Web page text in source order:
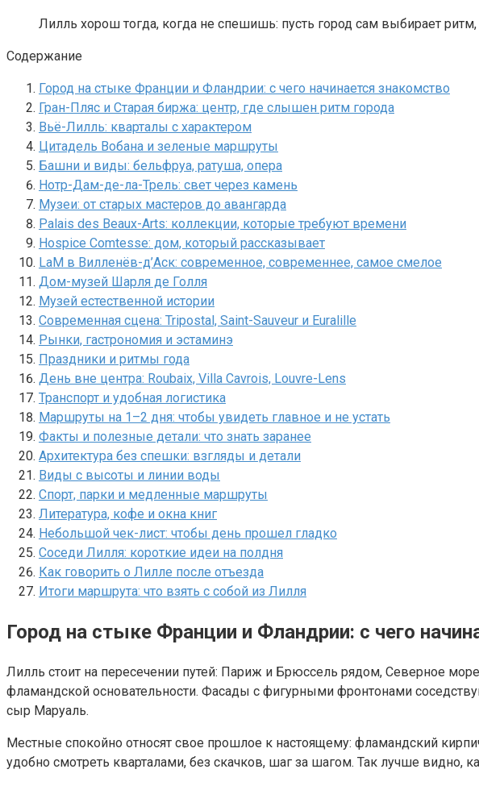
Лилль хорош тогда, когда не спешишь: пусть город сам выбирает
Содержание
Город на стыке Франции и Фландрии: с чего начинается знакомство
Гран-Пляс и Старая биржа: центр, где слышен ритм города
Вьё-Лилль: кварталы с характером
Цитадель Вобана и зеленые маршруты
Башни и виды: бельфруа, ратуша, опера
Нотр-Дам-де-ла-Трель: свет через камень
Музеи: от старых мастеров до авангарда
Palais des Beaux-Arts: коллекции, которые требуют времени
Hospice Comtesse: дом, который рассказывает
LaM в Вилленёв-д’Аск: современное, современнее, самое смелое
Дом-музей Шарля де Голля
Музей естественной истории
Современная сцена: Tripostal, Saint-Sauveur и Euralille
Рынки, гастрономия и эстаминэ
Праздники и ритмы года
День вне центра: Roubaix, Villa Cavrois, Louvre-Lens
Транспорт и удобная логистика
Маршруты на 1–2 дня: чтобы увидеть главное и не устать
Факты и полезные детали: что знать заранее
Архитектура без спешки: взгляды и детали
Виды с высоты и линии воды
Спорт, парки и медленные маршруты
Литература, кофе и окна книг
Небольшой чек-лист: чтобы день прошел гладко
Соседи Лилля: короткие идеи на полдня
Как говорить о Лилле после отъезда
Итоги маршрута: что взять с собой из Лилля
Город на стыке Франции и Фландрии: с чего
Лилль стоит на пересечении путей: Париж и Брюссель рядом, Северное
фламандской основательности. Фасады с фигурными фронтонами
сыр Маруаль.
Местные спокойно относят свое прошлое к настоящему: фламандский
удобно смотреть кварталами, без скачков, шаг за шагом. Так лучше видно,